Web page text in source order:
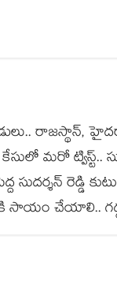
రాజస్థాన్,
కేసులో మరో
సుదర్శన్ రెడ్డి
సాయం చేయాలి..